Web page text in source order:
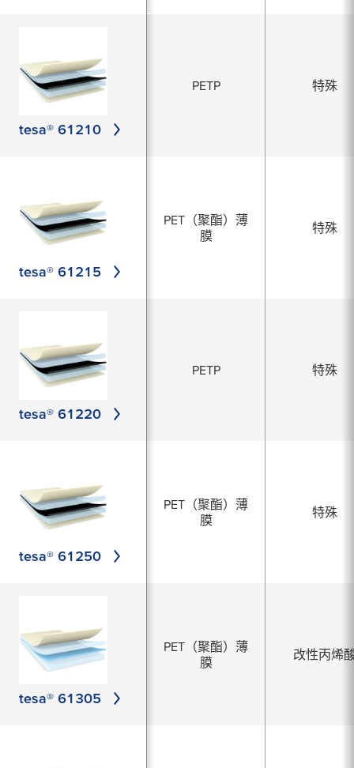
tesa® 61210
PETP 特殊
tesa® 61215
PET（聚酯）薄
膜
特殊
tesa® 61220
PETP 特殊
tesa® 61250
PET（聚酯）薄
膜
特殊
tesa® 61305
PET（聚酯）薄
膜
改性丙烯